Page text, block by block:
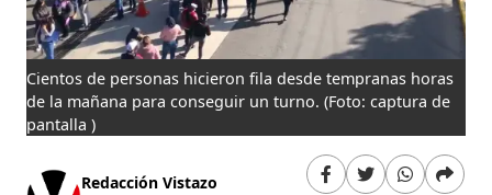
Cientos de personas hicieron fila desde tempranas horas
de la mañana para conseguir un turno. (Foto: captura de
pantalla )
Redacción Vistazo